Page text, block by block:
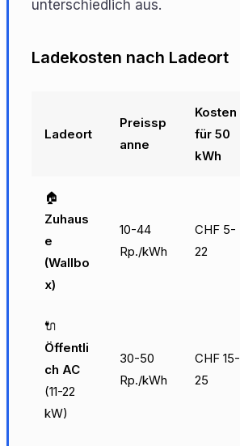
unterschiedlich aus.
Ladekosten nach Ladeort
Ladeort
Preissp
anne
Kosten
für 50
kWh
🏠
Zuhaus
e
(Wallbo
x)
10-44
Rp./kWh
CHF 5-
22
🔌
Öffentli
ch AC
(11-22
kW)
30-50
Rp./kWh
CHF 15-
25